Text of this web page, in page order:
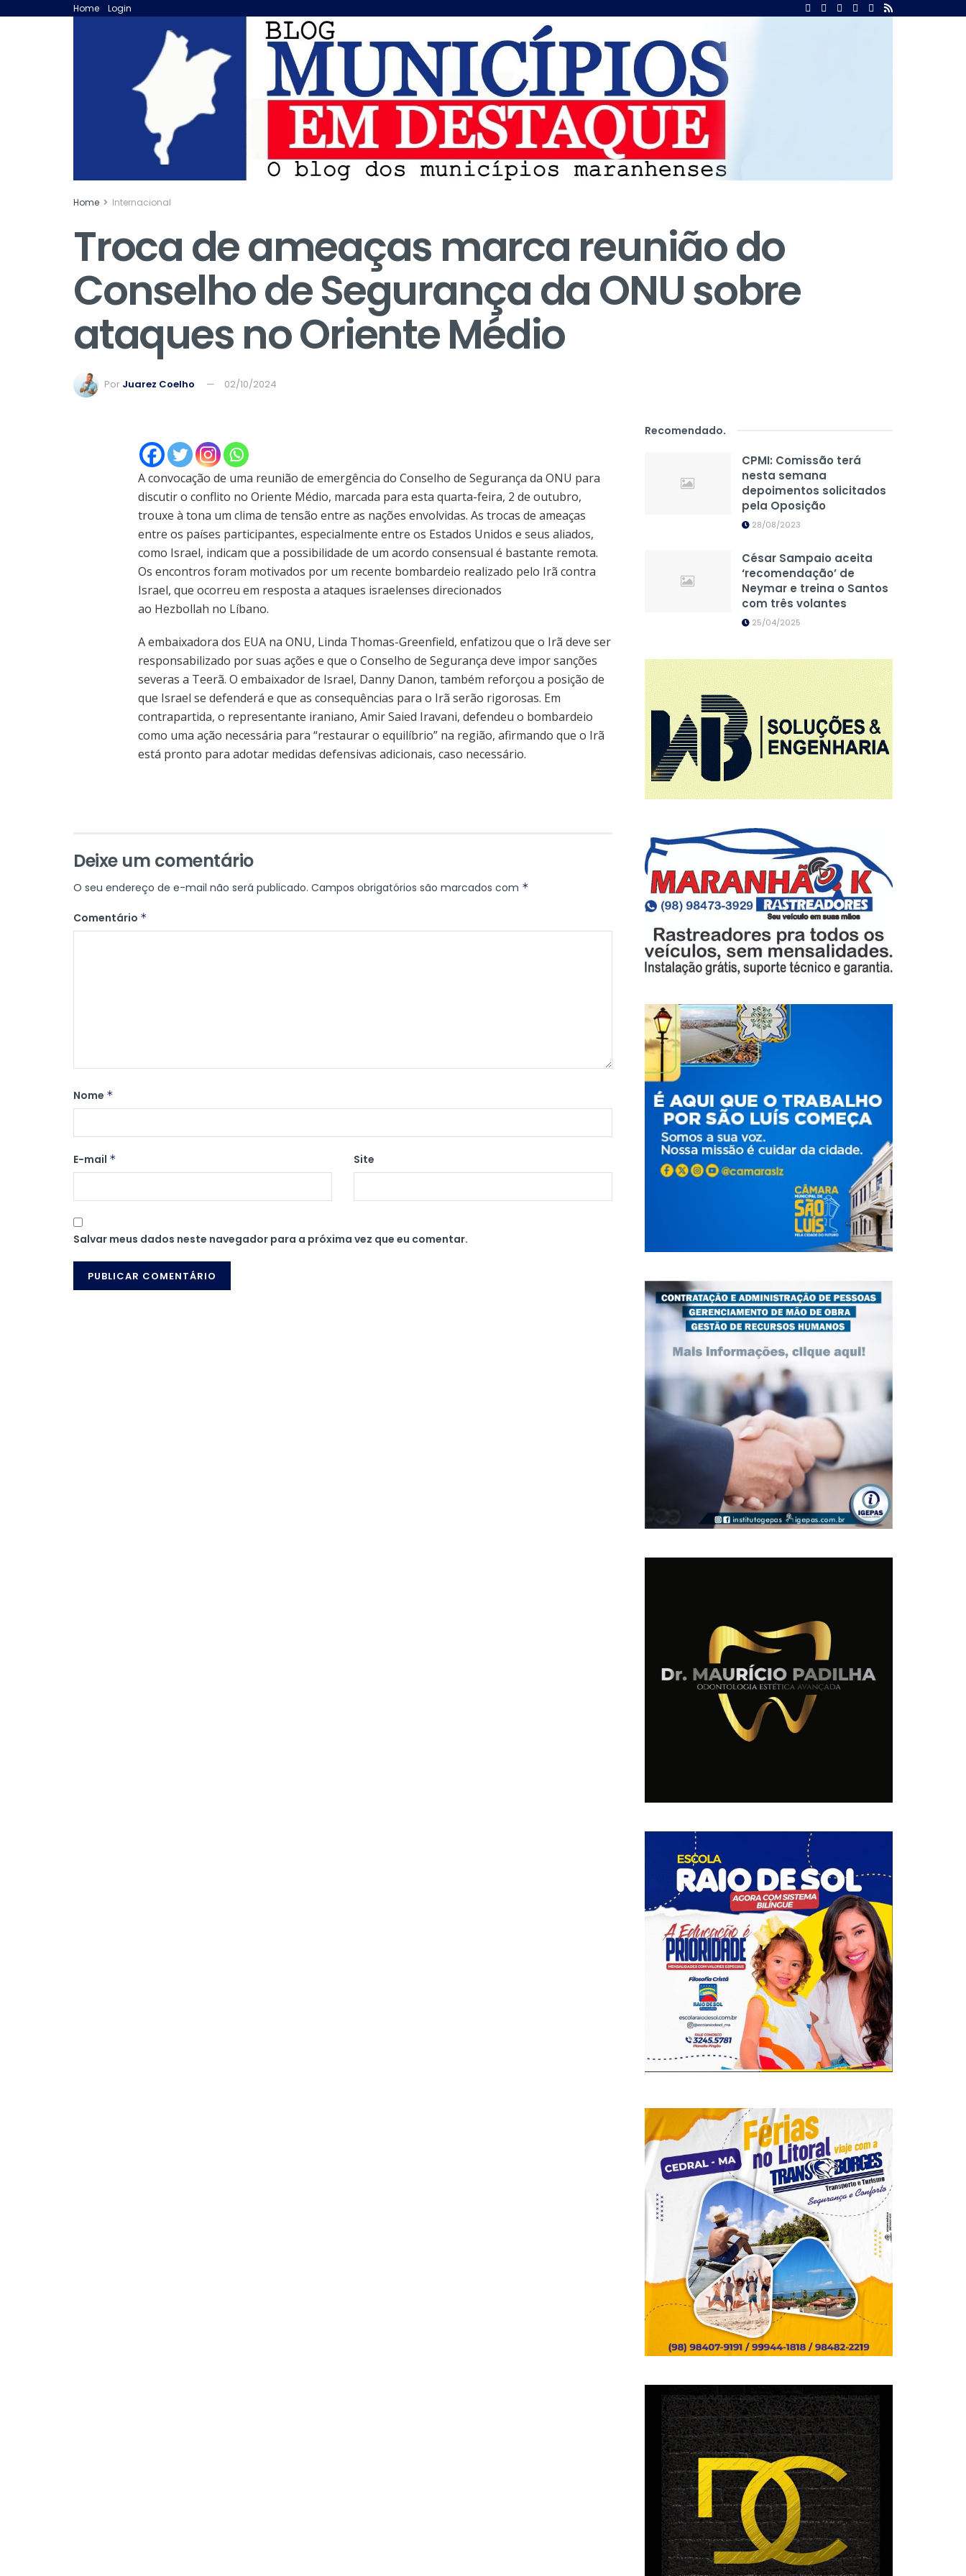
Home Login
Home Internacional
Troca de ameaças marca reunião do
Conselho de Segurança da ONU sobre
ataques no Oriente Médio
Por Juarez Coelho 02/10/2024
A convocação de uma reunião de emergência do Conselho de Segurança da ONU para
discutir o conflito no Oriente Médio, marcada para esta quarta-feira, 2 de outubro,
trouxe à tona um clima de tensão entre as nações envolvidas. As trocas de ameaças
entre os países participantes, especialmente entre os Estados Unidos e seus aliados,
como Israel, indicam que a possibilidade de um acordo consensual é bastante remota.
Os encontros foram motivados por um recente bombardeio realizado pelo Irã contra
Israel, que ocorreu em resposta a ataques israelenses direcionados
ao Hezbollah no Líbano.
A embaixadora dos EUA na ONU, Linda Thomas-Greenfield, enfatizou que o Irã deve ser
responsabilizado por suas ações e que o Conselho de Segurança deve impor sanções
severas a Teerã. O embaixador de Israel, Danny Danon, também reforçou a posição de
que Israel se defenderá e que as consequências para o Irã serão rigorosas. Em
contrapartida, o representante iraniano, Amir Saied Iravani, defendeu o bombardeio
como uma ação necessária para “restaurar o equilíbrio” na região, afirmando que o Irã
está pronto para adotar medidas defensivas adicionais, caso necessário.
Deixe um comentário
O seu endereço de e-mail não será publicado. Campos obrigatórios são marcados com *
Comentário *
Nome *
E-mail * Site
Salvar meus dados neste navegador para a próxima vez que eu comentar.
Recomendado.
CPMI: Comissão terá
nesta semana
depoimentos solicitados
pela Oposição
28/08/2023
César Sampaio aceita
‘recomendação’ de
Neymar e treina o Santos
com três volantes
25/04/2025